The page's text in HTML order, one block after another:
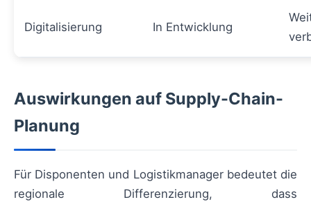
Digitalisierung In Entwicklung
Auswirkungen auf Supply-Chain-
Planung
Für Disponenten und Logistikmanager bedeutet die
regionale Differenzierung, dass